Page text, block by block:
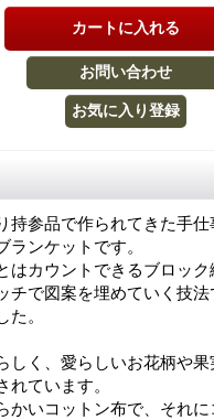
持参品で作られてきた手
ランケットです。
はカウントできるブロッ
チで図案を埋めていく技
た。
しく、愛らしいお花柄や果
れています。
かいコットン布で、それ